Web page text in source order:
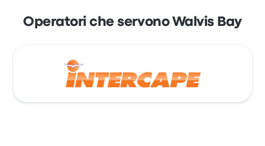
Operatori che servono Walvis Bay